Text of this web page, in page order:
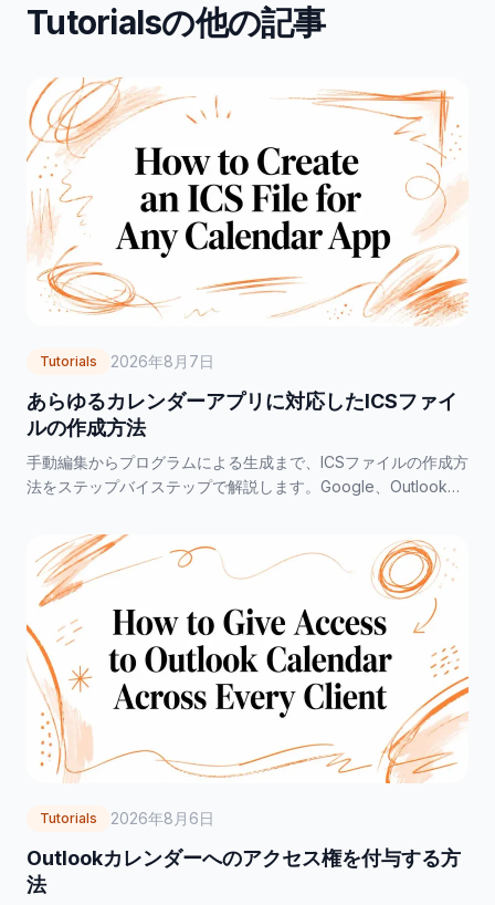
Tutorialsの他の記事
Tutorials 2026年8月7日
あらゆるカレンダーアプリに対応したICSファイ
ルの作成方法
手動編集からプログラムによる生成まで、ICSファイルの作成方
法をステップバイステップで解説します。Google、Outlook、
Tutorials 2026年8月6日
Outlookカレンダーへのアクセス権を付与する方
法